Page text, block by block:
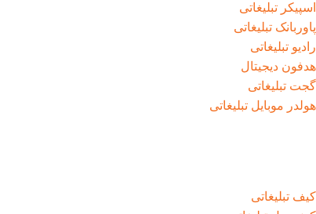
اسپیکر تبلیغاتی
پاوربانک تبلیغاتی
رادیو تبلیغاتی
هدفون دیجیتال
گجت تبلیغاتی
هولدر موبایل تبلیغاتی
کیف تبلیغاتی